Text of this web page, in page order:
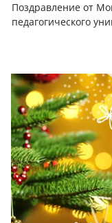
Поздравление от
педагогического